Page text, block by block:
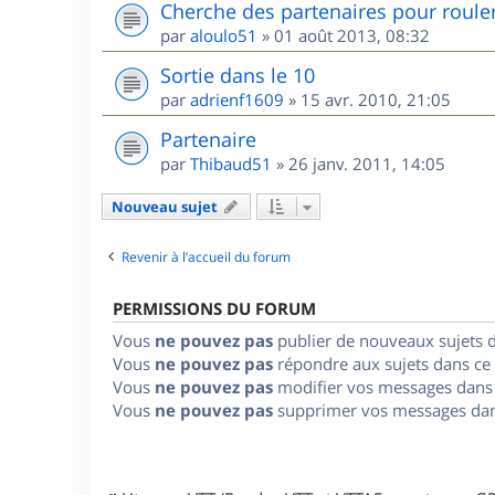
Cherche des partenaires pour
par aloulo51 » 01 août 2013, 08:32
Sortie dans le 10
par adrienf1609 » 15 avr. 2010, 21:05
Partenaire
par Thibaud51 » 26 janv. 2011, 14:05
Nouveau sujet
Revenir à l’accueil du forum
PERMISSIONS DU FORUM
Vous ne pouvez pas publier de nouveaux sujets
Vous ne pouvez pas répondre aux sujets dans
Vous ne pouvez pas modifier vos messages
Vous ne pouvez pas supprimer vos messages